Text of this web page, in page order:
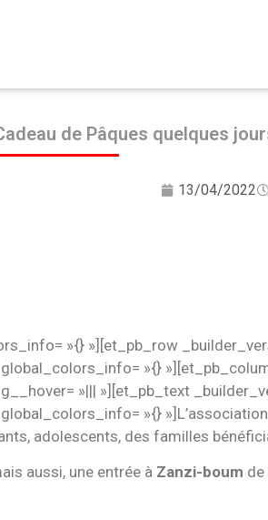
de Pâques quelques
13/04/2022
»{} »][et_pb_row
»{}
»||| »][et_pb_text
»{}
adolescents, des familles
aussi, une entrée à Zanzi-boum de